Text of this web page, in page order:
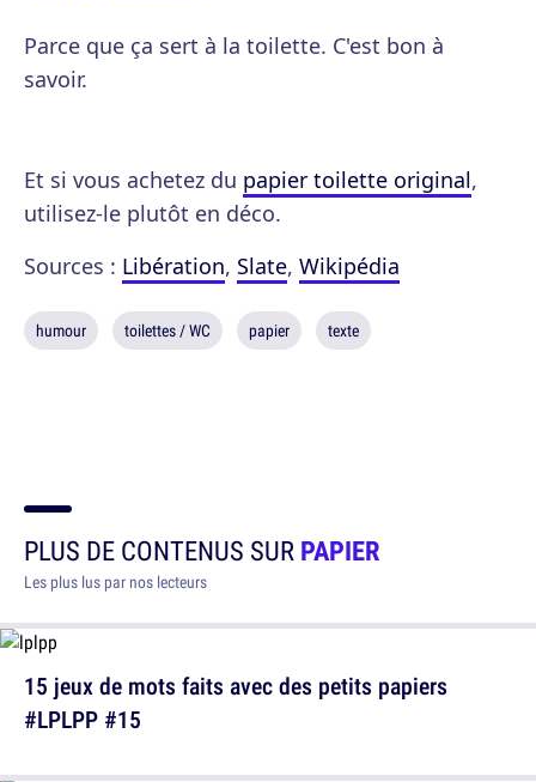
Parce que ça sert à la toilette. C'est bon à
savoir.
Et si vous achetez du papier toilette original,
utilisez-le plutôt en déco.
Sources : Libération, Slate, Wikipédia
humour toilettes / WC papier texte
PLUS DE CONTENUS SURPAPIER
Les plus lus par nos lecteurs
15 jeux de mots faits avec des petits papiers
#LPLPP #15